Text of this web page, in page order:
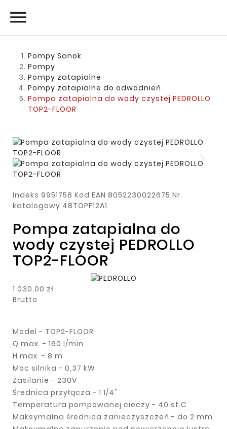

Pompy Sanok
Pompy
Pompy zatapialne
Pompy zatapialne do odwodnień
Pompa zatapialna do wody czystej PEDROLLO
TOP2-FLOOR
Indeks 9951758 Kod EAN 8052230022675 Nr
katalogowy 48TOPF12A1
Pompa zatapialna do
wody czystej PEDROLLO
TOP2-FLOOR
1 030,00 zł
Brutto
Model - TOP2-FLOOR
Q max. - 160 l/min
H max. - 8 m
Moc silnika - 0,37 kW
Zasilanie - 230V
Średnica przyłącza - 1 1/4"
Temperatura pompowanej cieczy - 40 st.C
Maksymalna średnica zanieczyszczeń - do 2 mm